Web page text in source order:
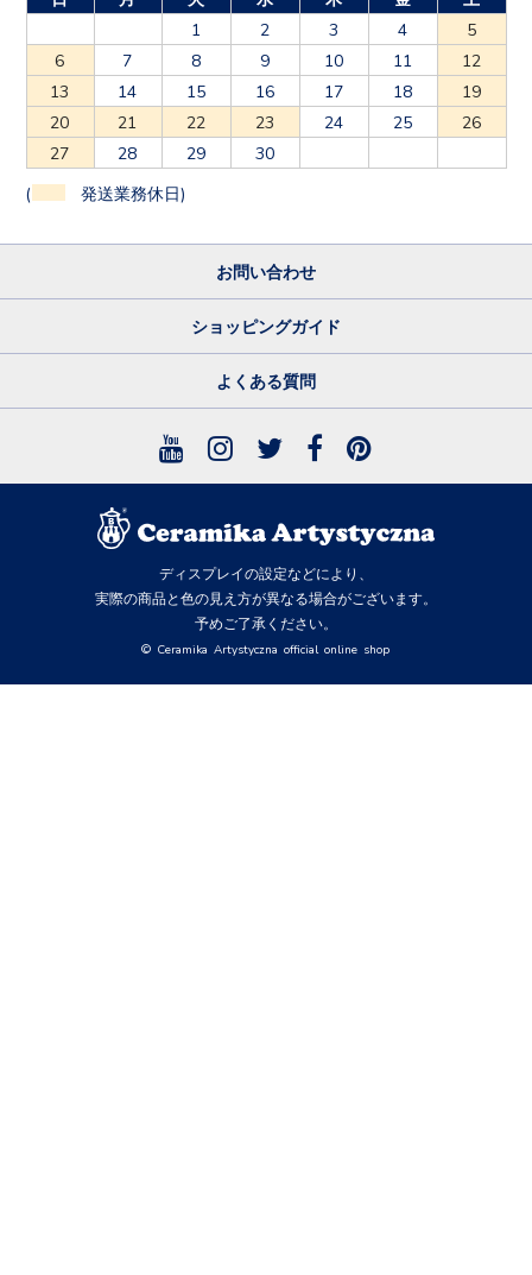
1
2 3 4
5
6
7 8 9 10 11
12
13
14 15 16 17 18
19
20
21 22 23 24 25
26
27
28 29 30
( 発送業務休日)
お問い合わせ
ショッピングガイド
よくある質問
ディスプレイの設定などにより、
実際の商品と色の見え方が異なる場合がございます。
予めご了承ください。
© Ceramika Artystyczna official online shop